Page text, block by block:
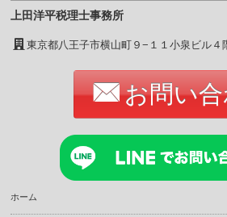
上田洋平税理士事務所
東京都八王子市横山町９−１１小泉ビル４
お問い
ホーム